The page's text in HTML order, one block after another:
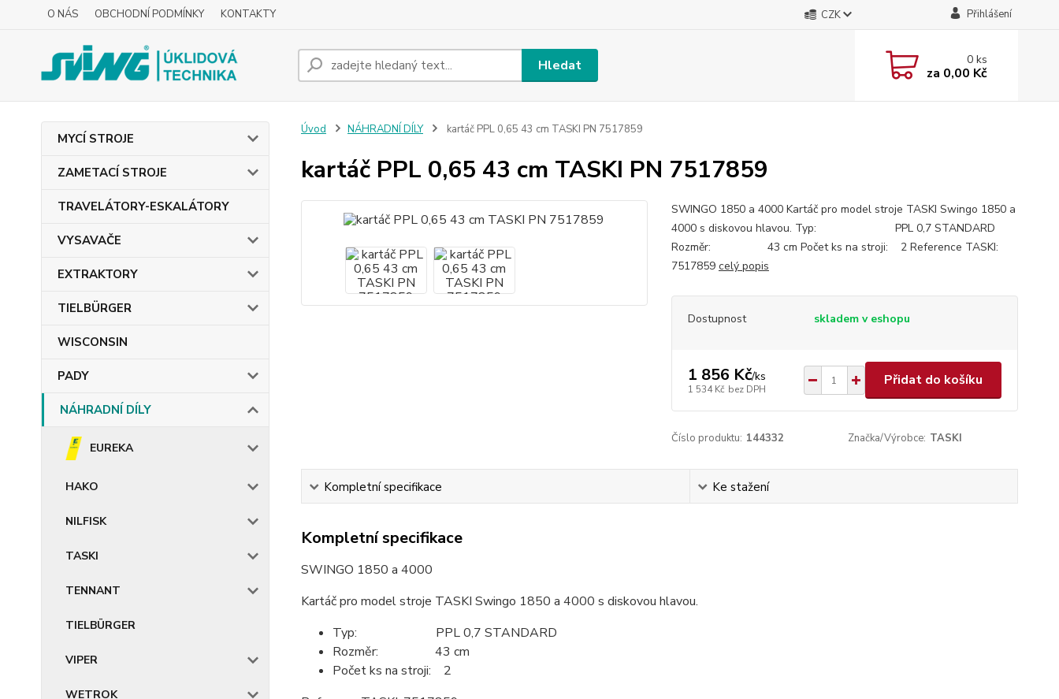
O NÁS OBCHODNÍ PODMÍNKY KONTAKTY CZK Přihlášení
Hledat 0ks
za 0,00 Kč
MYCÍ STROJE
ZAMETACÍ STROJE
TRAVELÁTORY-ESKALÁTORY
VYSAVAČE
EXTRAKTORY
TIELBÜRGER
WISCONSIN
PADY
NÁHRADNÍ DÍLY
EUREKA
HAKO
NILFISK
TASKI
TENNANT
TIELBÜRGER
VIPER
WETROK
Úvod NÁHRADNÍ DÍLY kartáč PPL 0,65 43 cm TASKI PN 7517859
kartáč PPL 0,65 43 cm TASKI PN 7517859
SWINGO 1850 a 4000 Kartáč pro model stroje TASKI Swingo 1850 a
4000 s diskovou hlavou. Typ: PPL 0,7 STANDARD
Rozměr: 43 cm Počet ks na stroji: 2 Reference TASKI:
7517859 celý popis
Dostupnost skladem v eshopu
1 856 Kč/ks
1 534 Kč bez DPH
Přidat do košíku
Číslo produktu: 144332 Značka/Výrobce: TASKI
Kompletní specifikace Ke stažení
Kompletní specifikace
SWINGO 1850 a 4000
Kartáč pro model stroje TASKI Swingo 1850 a 4000 s diskovou hlavou.
Typ: PPL 0,7 STANDARD
Rozměr: 43 cm
Počet ks na stroji: 2